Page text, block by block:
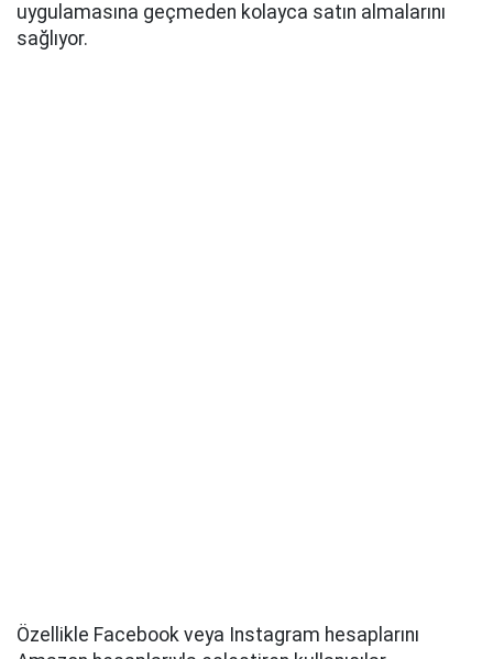
uygulamasına geçmeden kolayca satın almalarını
sağlıyor.
Özellikle Facebook veya Instagram hesaplarını